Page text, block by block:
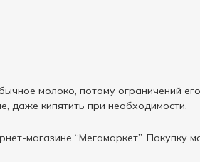
молоко, потому ограничений
даже кипятить при необходимости.
магазине “Мегамаркет”. Покупку